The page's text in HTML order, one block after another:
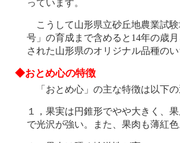
っています。
こうして山形県立砂丘地農業試験
号」の育成まで含めると14年の歳
された山形県のオリジナル品種のい
◆おとめ心の特徴
「おとめ心」の主な特徴は以下の
１，果実は円錐形でやや大きく、
で光沢が強い。また、果肉も薄紅色